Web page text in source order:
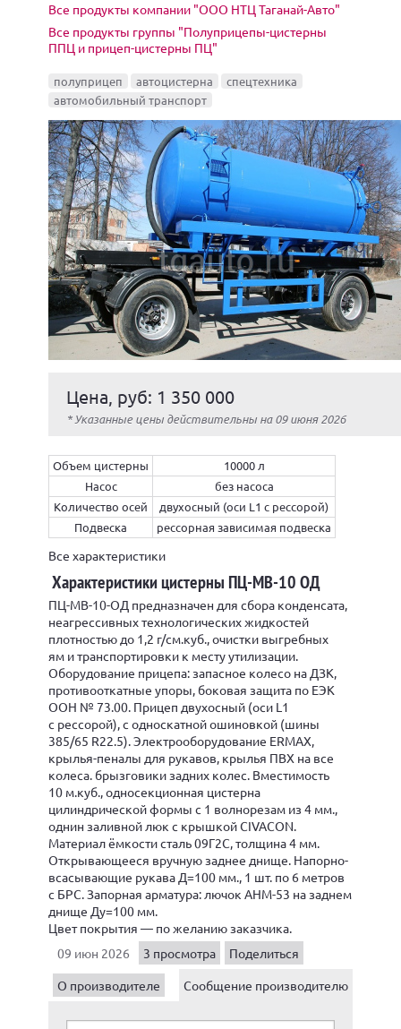
Все продукты компании "ООО НТЦ Таганай-Авто"
Все продукты группы "Полуприцепы-цистерны
ППЦ и прицеп-цистерны ПЦ"
полуприцеп автоцистерна
спецтехника
автомобильный транспорт
Цена, руб: 1 350 000
* Указанные цены действительны на 09 июня 2026
Объем цистерны
10000 л
Насос
без насоса
Количество осей
двухосный (оси L1 с рессорой)
Подвеска
рессорная зависимая подвеска
Все характеристики
Характеристики цистерны ПЦ-МВ-10 ОД
ПЦ-МВ-10-ОД предназначен для сбора конденсата,
неагрессивных технологических жидкостей
плотностью до 1,2 г/см.куб., очистки выгребных
ям и транспортировки к месту утилизации.
Оборудование прицепа: запасное колесо на ДЗК,
противооткатные упоры, боковая защита по ЕЭК
ООН № 73.00. Прицеп двухосный (оси L1
с рессорой), с односкатной ошиновкой (шины
385/65 R22.5). Электрооборудование ERMAX,
крылья-пеналы для рукавов, крылья ПВХ на все
колеса. брызговики задних колес. Вместимость
10 м.куб., односекционная цистерна
цилиндрической формы с 1 волнорезам из 4 мм.,
однин заливной люк с крышкой CIVACON.
Материал ёмкости сталь 09Г2С, толщина 4 мм.
Открывающееся вручную заднее днище. Напорно-
всасывающие рукава Д=100 мм., 1 шт. по 6 метров
с БРС. Запорная арматура: лючок АНМ-53 на заднем
днище Ду=100 мм.
Цвет покрытия — по желанию заказчика.
09 июн 2026
3 просмотра
Поделиться
О производителе
Сообщение производителю